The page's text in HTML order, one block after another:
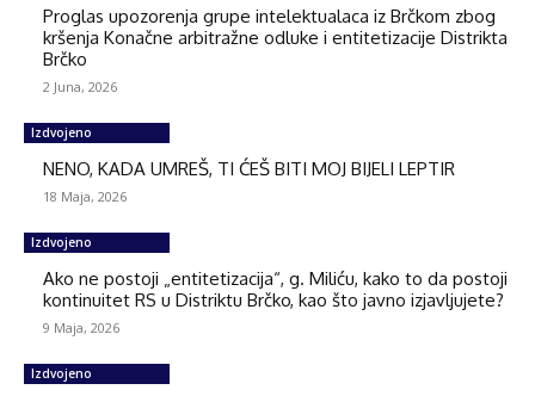
Proglas upozorenja grupe intelektualaca iz Brčkom zbog
kršenja Konačne arbitražne odluke i entitetizacije Distrikta
Brčko
2 Juna, 2026
Izdvojeno
NENO, KADA UMREŠ, TI ĆEŠ BITI MOJ BIJELI LEPTIR
18 Maja, 2026
Izdvojeno
Ako ne postoji „entitetizacija“, g. Miliću, kako to da postoji
kontinuitet RS u Distriktu Brčko, kao što javno izjavljujete?
9 Maja, 2026
Izdvojeno